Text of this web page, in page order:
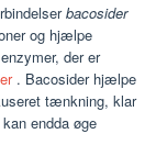
bacosider
og hjælpe
der er
. Bacosider hjælpe
tænkning, klar
endda øge